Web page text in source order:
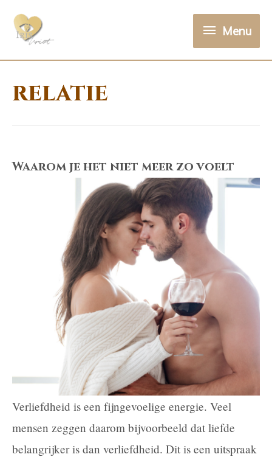
Menu
Menu
relatie
Waarom je het niet meer zo voelt
Verliefdheid is een fijngevoelige energie. Veel
mensen zeggen daarom bijvoorbeeld dat liefde
belangrijker is dan verliefdheid. Dit is een uitspraak